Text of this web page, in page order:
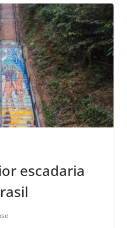
escadaria